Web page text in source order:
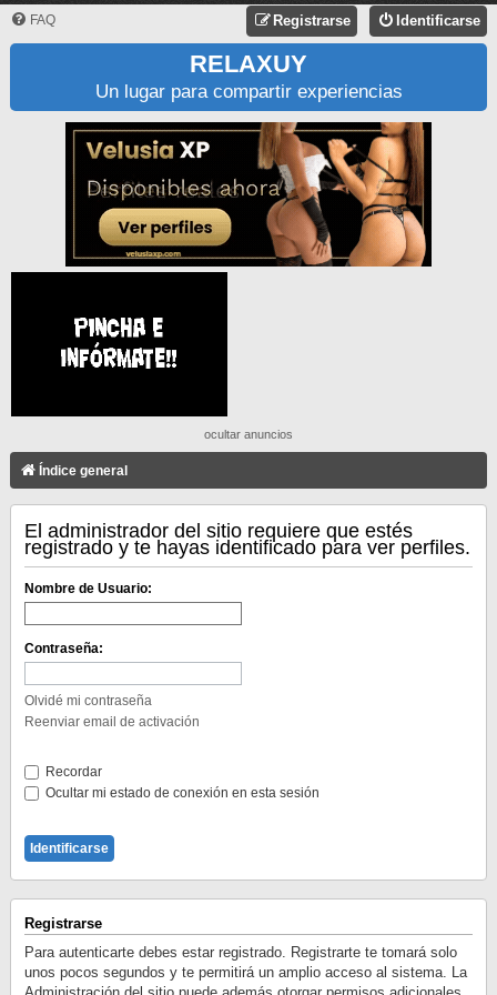
FAQ Identificarse
Registrarse
RELAXUY
Un lugar para compartir experiencias
ocultar anuncios
Índice general
El administrador del sitio requiere que estés
registrado y te hayas identificado para ver perfiles.
Nombre de Usuario:
Contraseña:
Olvidé mi contraseña
Reenviar email de activación
Recordar
Ocultar mi estado de conexión en esta sesión
Registrarse
Para autenticarte debes estar registrado. Registrarte te tomará solo
unos pocos segundos y te permitirá un amplio acceso al sistema. La